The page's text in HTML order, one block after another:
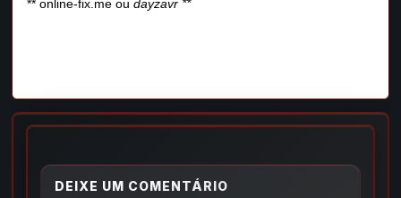
** online-fix.me oudayzavr **
DEIXE UM COMENTÁRIO